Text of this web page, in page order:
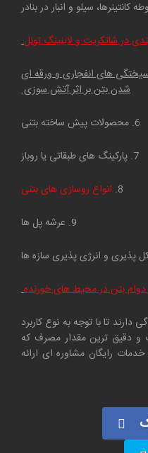
در شاتکریت و لاینینگ تونل
های انفجاری و ورقه ای
شدن بتن بر اثر آتش سوزی
6. محصولات پیش ساخته بتنی
7. پارکینگ های طبقاتی یا روباز
8. انواع روسازی های بتنی
9. عرشه پل ها
بتن در محیط های خورنده
تا با توجه به نوع کاربرد
و دقیق ترین مقدار مصرف که
رایگان مشاوره ای ارائه